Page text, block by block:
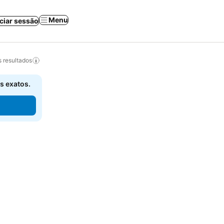
sessão Menu
resultados
exatos.